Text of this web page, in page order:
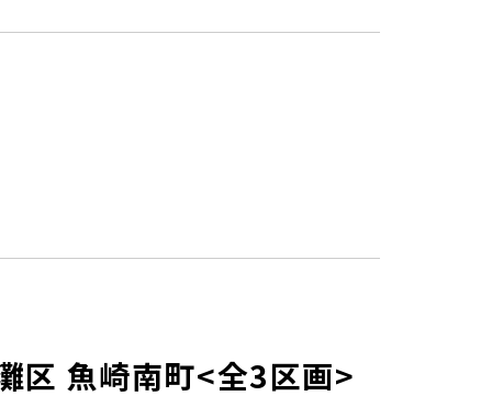
魚崎南町<全3区画>